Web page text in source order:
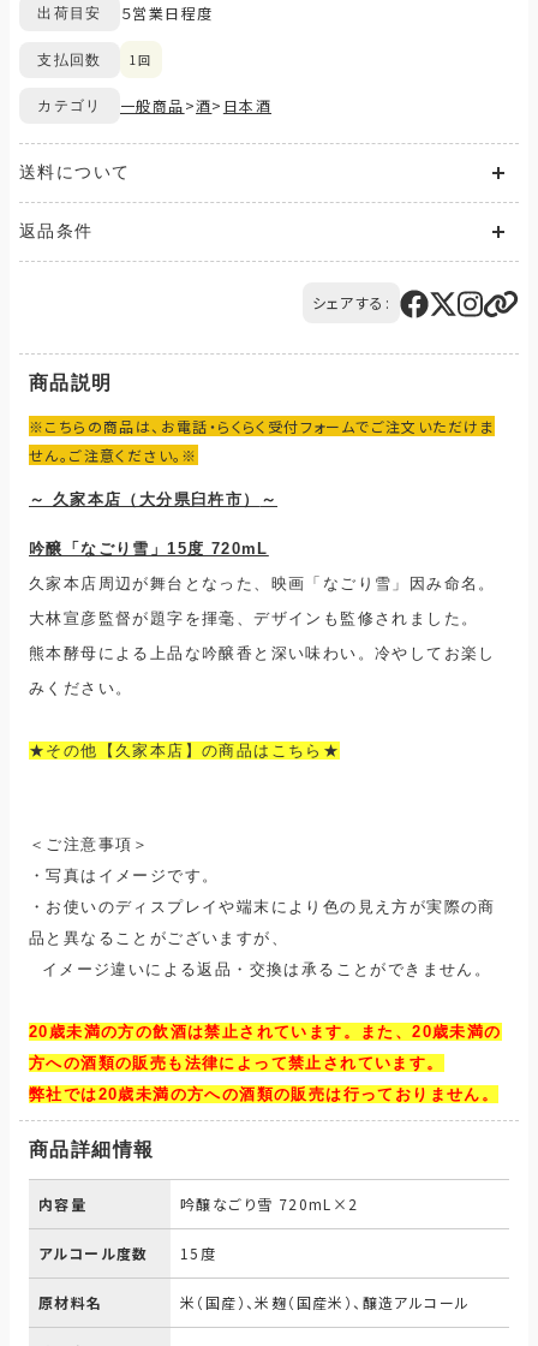
出荷目安 ５営業日程度
支払回数 1回
カテゴリ 一般商品>酒> 日本酒
送料について
じて異なります。
また、複数の商品を同時にご購入された場合、送料は商品ごと
ご購入のお手続きの際、「お届け先入力」の画面にてお届け先情
配送・送料について
返品条件
14日以内にQTnetお客さまセンターにお電話にてご連絡くださ
交換または返品とさせていただきます。（送料は当社負担）
シェアする:
商品説明
※こちらの商品は、お電話・らくらく受付フォームでご注文いただけま
せん。ご注意ください。※
～ 久家本店（大分県臼杵市） ～
吟醸「なごり雪」15度 720mL
久家本店周辺が舞台となった、映画「なごり雪」因み命名。
大林宣彦監督が題字を揮毫、デザインも監修されました。
熊本酵母による上品な吟醸香と深い味わい。冷やしてお楽し
みください。
★その他【久家本店】の商品はこちら★
＜ご注意事項＞
・写真はイメージです。
・お使いのディスプレイや端末により色の見え方が実際の商
品と異なることがございますが、
イメージ違いによる返品・交換は承ることができません。
20歳未満の方の飲酒は禁止されています。 また、20歳未満の
方への酒類の販売も法律によって禁止されています。
弊社では20歳未満の方への酒類の販売は行っておりません。
商品詳細情報
内容量 吟醸なごり雪 720mL×2
アルコール度数 15度
原材料名 米（国産）、米麹（国産米）、醸造アルコール